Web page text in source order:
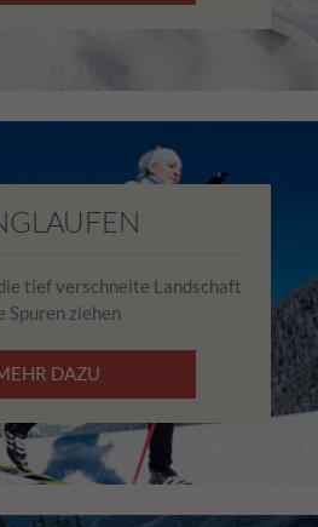
tief verschneite Landschaft
Spuren ziehen
DAZU